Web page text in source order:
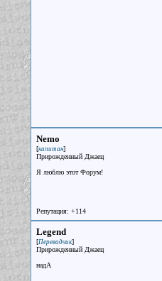
Nemo
[капитан]
Прирожденный Джаец
Я люблю этот Форум!
Репутация: +114
Legend
[Переводчик]
Прирожденный Джаец
надА